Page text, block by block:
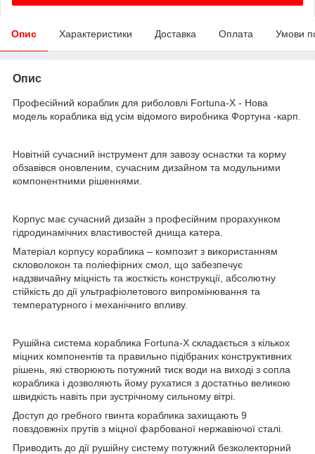
Опис Характеристики Доставка Оплата Умови
Опис
Професійний кораблик для риболовлі Fortuna-X - Нова
модель кораблика від усім відомого виробника Фортуна -карп.
Новітній сучасний інструмент для завозу оснастки та корму
обзавівся оновленим, сучасним дизайном та модульними
компонентними рішеннями.
Корпус має сучасний дизайн з професійним прорахунком
гідродинамічних властивостей днища катера.
Матеріал корпусу кораблика – композит з використанням
скловолокон та поліефірних смол, що забезпечує
надзвичайну міцність та жосткість конструкції, абсолютну
стійкість до дії ультрафіолетового випромінювання та
температурного і механічниго впливу.
Рушійна система кораблика Fortuna-X складається з кількох
міцних компонентів та правильно підібраних конструктивних
рішень, які створюють потужний тиск води на виході з сопла
кораблика і дозволяють йому рухатися з достатньо великою
швидкість навіть при зустрічному сильному вітрі.
Доступ до гребного гвинта кораблика захищають 9
повздовжніх прутів з міцної фарбованої нержавіючої сталі.
Приводить до дії рушійну систему потужний безколекторний